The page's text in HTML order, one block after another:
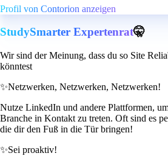
Profil von Contorion anzeigen
StudySmarter Expertenrat🤫
Wir sind der Meinung, dass du so Site
könntest
✨Netzwerken, Netzwerken, Netzwerken!
Nutze LinkedIn und andere Plattformen,
Branche in Kontakt zu treten. Oft sind es
die dir den Fuß in die Tür bringen!
✨Sei proaktiv!